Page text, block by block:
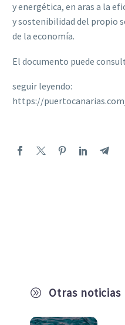
A Otras noticias
y energética, en aras a la
y sostenibilidad del propio
de la economía.
El documento puede
seguir leyendo:
https://